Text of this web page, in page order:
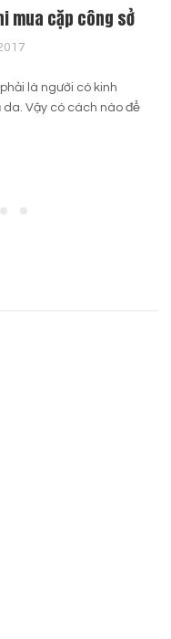
mua cặp công sở
là người có kinh
Vậy có cách nào để